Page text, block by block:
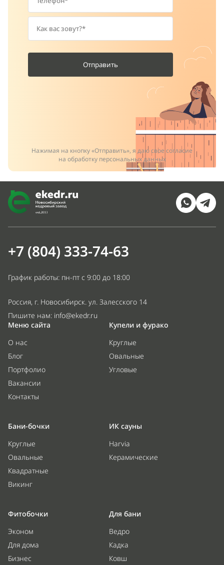
Отправить
Нажимая на кнопку «Отправить», я даю свое согласие
на обработку персональных данных
+7 (804) 333-74-63
График работы: пн-пт с 9:00 до 18:00
Россия, г. Новосибирск. ул. Залесского 14
Пишите нам: info@ekedr.ru
Меню сайта
О нас
Блог
Портфолио
Вакансии
Контакты
Купели и фурако
Круглые
Овальные
Угловые
Бани-бочки
Круглые
Овальные
Квадратные
Викинг
ИК сауны
Harvia
Керамические
Фитобочки
Эконом
Для дома
Бизнес
Для бани
Ведро
Кадка
Ковш